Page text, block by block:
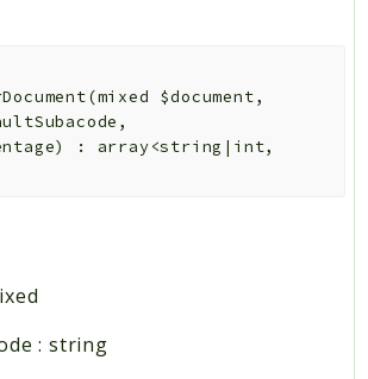
(mixed $document,
,
) : array<string|int,
: string